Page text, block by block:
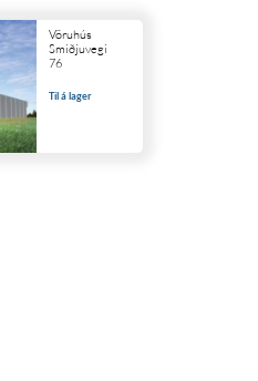
Vöruhús
Smiðjuvegi
76
Til á lager